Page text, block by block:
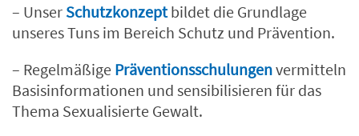
– Unser Schutzkonzept bildet die Grundlage
unseres Tuns im Bereich Schutz und Prävention.
– Regelmäßige Präventionsschulungenvermitteln
Basisinformationen und sensibilisieren für das
Thema Sexualisierte Gewalt.